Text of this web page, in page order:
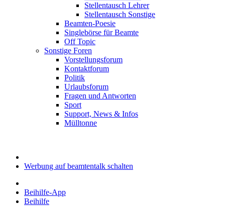
Stellentausch Lehrer
Stellentausch Sonstige
Beamten-Poesie
Singlebörse für Beamte
Off Topic
Sonstige Foren
Vorstellungsforum
Kontaktforum
Politik
Urlaubsforum
Fragen und Antworten
Sport
Support, News & Infos
Mülltonne
Werbung auf beamtentalk schalten
Beihilfe-App
Beihilfe